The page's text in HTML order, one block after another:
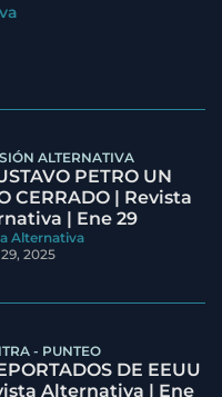
ALTERNATIVA
PETRO UN
CERRADO | Revista
| Ene 29
Alternativa
2025
- PUNTEO
DE EEUU
Alternativa | Ene